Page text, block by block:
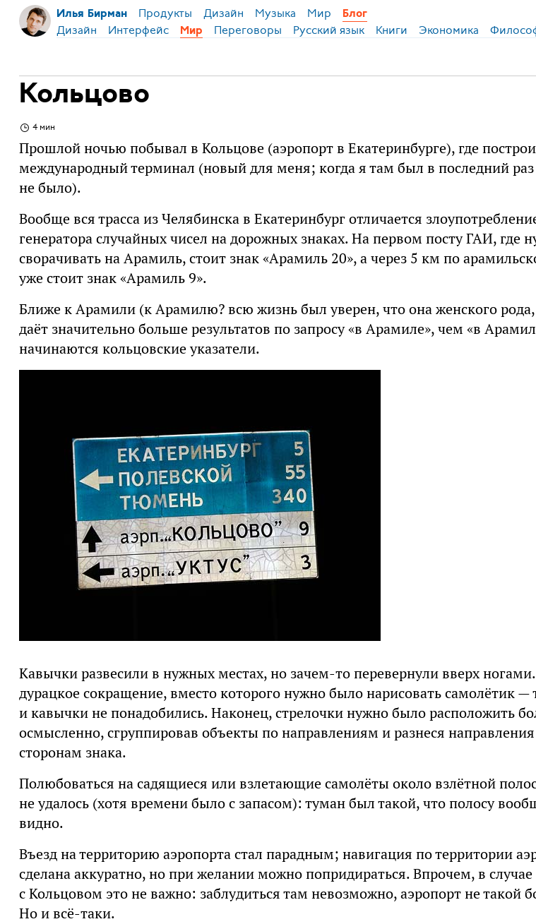
Илья Бирман Продукты Дизайн Музыка Мир Блог
Дизайн Интерфейс Мир Переговоры Русский язык Книги Экономика
Кольцово
4 мин
Прошлой ночью побывал в Кольцове (аэропорт в Екатеринбурге), где
международный терминал (новый для меня; когда я там был в последний раз
не было).
Вообще вся трасса из Челябинска в Екатеринбург отличается
генератора случайных чисел на дорожных знаках. На первом посту ГАИ, где
сворачивать на Арамиль, стоит знак «Арамиль 20», а через 5 км по
уже стоит знак «Арамиль 9».
Ближе к Арамили (к Арамилю? всю жизнь был уверен, что она женского
даёт значительно больше результатов по запросу «в Арамиле», чем «в
начинаются кольцовские указатели.
Кавычки развесили в нужных местах, но зачем-то перевернули вверх
дурацкое сокращение, вместо которого нужно было нарисовать самолётик —
и кавычки не понадобились. Наконец, стрелочки нужно было расположить
осмысленно, сгруппировав объекты по направлениям и разнеся
сторонам знака.
Полюбоваться на садящиеся или взлетающие самолёты около взлётной
не удалось (хотя времени было с запасом): туман был такой, что полосу
видно.
Въезд на территорию аэропорта стал парадным; навигация по территории
сделана аккуратно, но при желании можно попридираться. Впрочем, в случае
с Кольцовом это не важно: заблудиться там невозможно, аэропорт не такой
Но и всё-таки.